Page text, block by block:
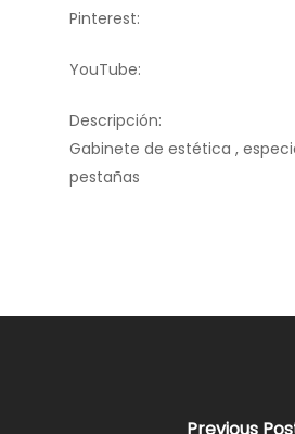
Pinterest:
YouTube:
Descripción:
Gabinete de estética ,
pestañas
Previous